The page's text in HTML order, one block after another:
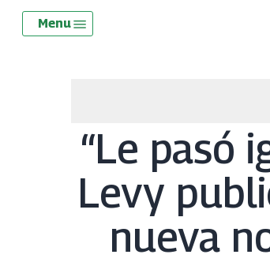
Skip
Menu
“Le pasó
Levy
nueva
Menu